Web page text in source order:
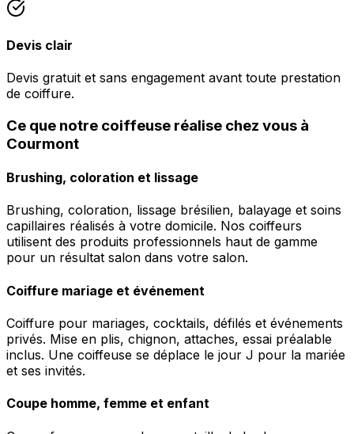
Devis clair
Devis gratuit et sans engagement avant toute prestation
de coiffure.
Ce que notre coiffeuse réalise chez vous à
Courmont
Brushing, coloration et lissage
Brushing, coloration, lissage brésilien, balayage et soins
capillaires réalisés à votre domicile. Nos coiffeurs
utilisent des produits professionnels haut de gamme
pour un résultat salon dans votre salon.
Coiffure mariage et événement
Coiffure pour mariages, cocktails, défilés et événements
privés. Mise en plis, chignon, attaches, essai préalable
inclus. Une coiffeuse se déplace le jour J pour la mariée
et ses invités.
Coupe homme, femme et enfant